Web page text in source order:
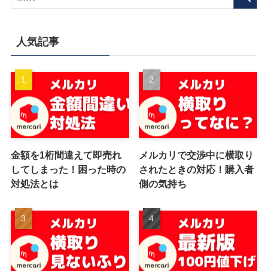
人気記事
金額を1桁間違えて即売れ
してしまった！困った時の
対処法とは
メルカリで交渉中に横取り
されたときの対応！購入者
側の気持ち